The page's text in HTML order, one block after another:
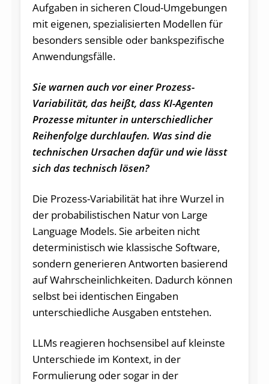
Aufgaben in sicheren Cloud-Umgebungen
mit eigenen, spezialisierten Modellen für
besonders sensible oder bankspezifische
Anwendungsfälle.
Sie warnen auch vor einer Prozess-
Variabilität, das heißt, dass KI-Agenten
Prozesse mitunter in unterschiedlicher
Reihenfolge durchlaufen. Was sind die
technischen Ursachen dafür und wie lässt
sich das technisch lösen?
Die Prozess-Variabilität hat ihre Wurzel in
der probabilistischen Natur von Large
Language Models. Sie arbeiten nicht
deterministisch wie klassische Software,
sondern generieren Antworten basierend
auf Wahrscheinlichkeiten. Dadurch können
selbst bei identischen Eingaben
unterschiedliche Ausgaben entstehen.
LLMs reagieren hochsensibel auf kleinste
Unterschiede im Kontext, in der
Formulierung oder sogar in der